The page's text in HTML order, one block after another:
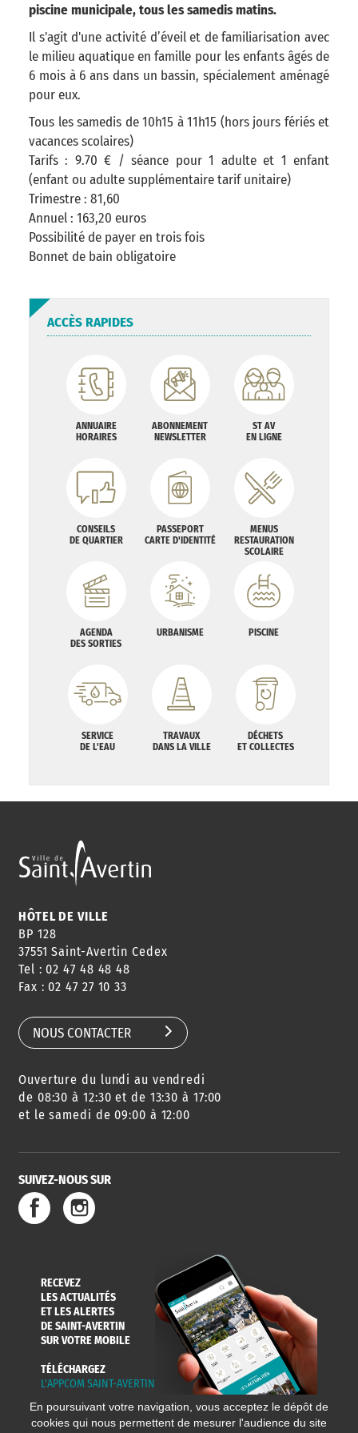
piscine municipale, tous les samedis matins.
Il s'agit d'une activité d’éveil et de familiarisation avec
le milieu aquatique en famille pour les enfants âgés de
6 mois à 6 ans dans un bassin, spécialement aménagé
pour eux.
Tous les samedis de 10h15 à 11h15 (hors jours fériés et
vacances scolaires)
Tarifs : 9.70 € / séance pour 1 adulte et 1 enfant
(enfant ou adulte supplémentaire tarif unitaire)
Trimestre : 81,60
Annuel : 163,20 euros
Possibilité de payer en trois fois
Bonnet de bain obligatoire
ACCÈS RAPIDES
ANNUAIRE
HORAIRES
ABONNEMENT
NEWSLETTER
ST AV
EN LIGNE
CONSEILS
DE QUARTIER
PASSEPORT
CARTE D'IDENTITÉ
MENUS
RESTAURATION
SCOLAIRE
AGENDA
DES SORTIES
URBANISME PISCINE
SERVICE
DE L'EAU
TRAVAUX
DANS LA VILLE
DÉCHETS
ET COLLECTES
HÔTEL DE VILLE
BP 128
37551 Saint-Avertin Cedex
Tel : 02 47 48 48 48
Fax : 02 47 27 10 33
NOUS CONTACTER
Ouverture du lundi au vendredi
de 08:30 à 12:30 et de 13:30 à 17:00
et le samedi de 09:00 à 12:00
SUIVEZ-NOUS SUR
RECEVEZ
LES ACTUALITÉS
ET LES ALERTES
DE SAINT-AVERTIN
SUR VOTRE MOBILE
TÉLÉCHARGEZ
L'APPCOM SAINT-AVERTIN
En poursuivant votre navigation, vous acceptez le dépôt de
cookies qui nous permettent de mesurer l'audience du site